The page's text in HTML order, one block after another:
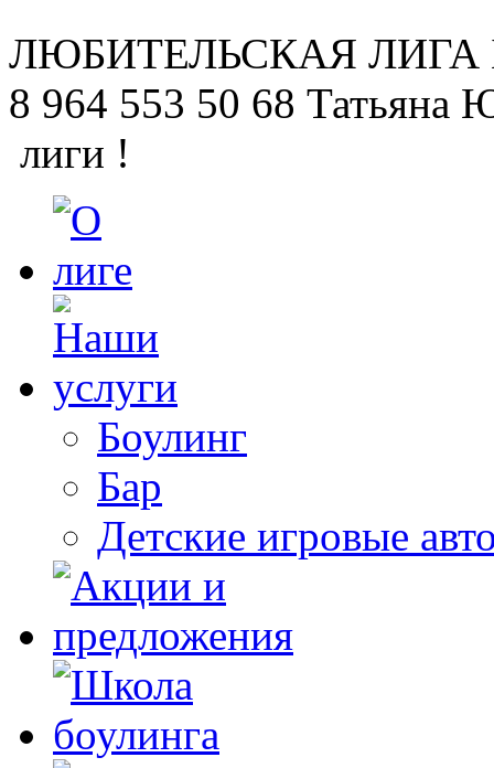
ЛЮБИТЕЛЬСКАЯ ЛИГА
8 964 553 50 68 Татьяна
лиги !
Боулинг
Бар
Детские игровые